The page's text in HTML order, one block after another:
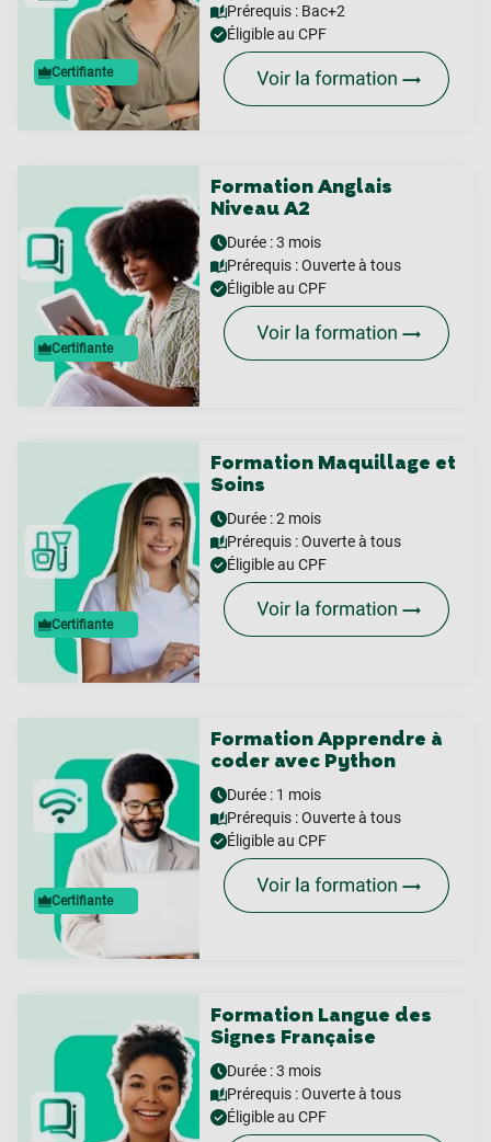
Certifiante
Prérequis : Bac+2
Éligible au CPF
Certifiante
Formation Anglais
Niveau A2
Durée : 3 mois
Prérequis :Ouverte à tous
Éligible au CPF
Certifiante
Formation Maquillage et
Soins
Durée : 2 mois
Prérequis :Ouverte à tous
Éligible au CPF
Certifiante
Formation Apprendre à
coder avec Python
Durée : 1 mois
Prérequis :Ouverte à tous
Éligible au CPF
Formation Langue des
Signes Française
Durée : 3 mois
Prérequis :Ouverte à tous
Éligible au CPF